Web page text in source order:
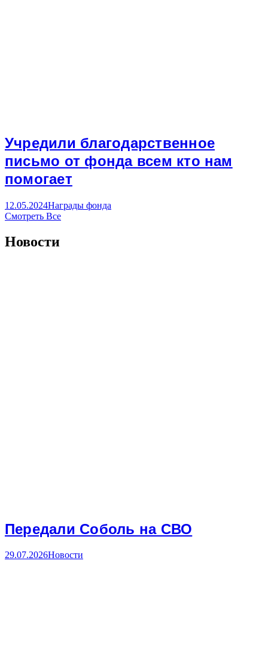
Учредили благодарственное
письмо от фонда всем кто нам
помогает
12.05.2024Награды фонда
Смотреть Все
Новости
Передали Соболь на СВО
29.07.2026Новости